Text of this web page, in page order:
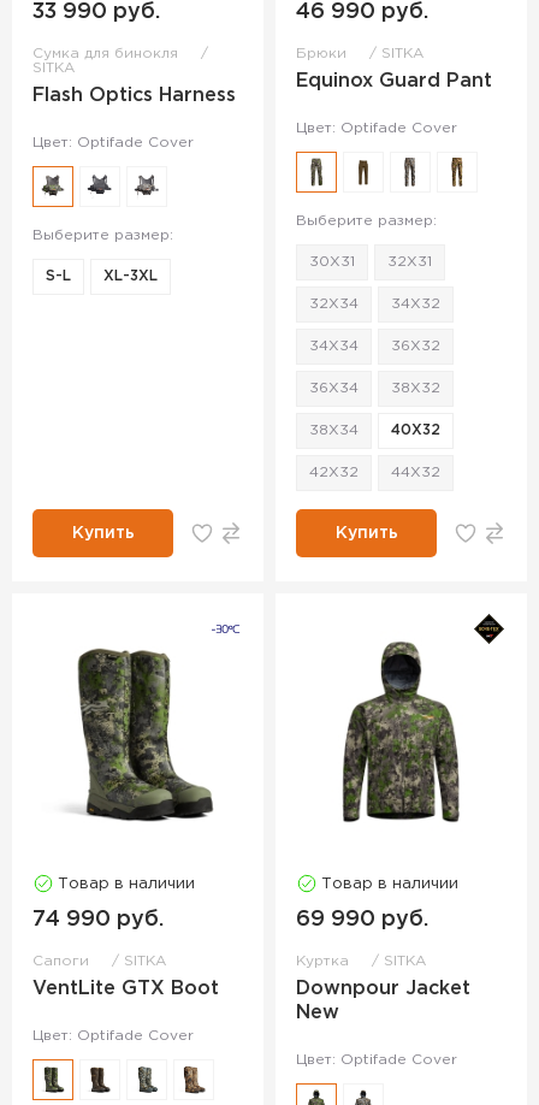
33 990 руб.
Сумка для бинокля
SITKA
Flash Optics Harness
Цвет: Optifade Cover
Выберите размер:
S-L XL-3XL
Купить
46 990 руб.
Брюки SITKA
Equinox Guard Pant
Цвет: Optifade Cover
Выберите размер:
30X31 32X31
32X34 34X32
34X34 36X32
36X34 38X32
38X34 40X32
42X32 44X32
Купить
Товар в наличии
74 990 руб.
Сапоги SITKA
VentLite GTX Boot
Цвет: Optifade Cover
Товар в наличии
69 990 руб.
Куртка SITKA
Downpour Jacket
New
Цвет: Optifade Cover